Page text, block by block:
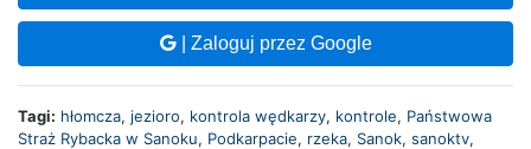
| Zaloguj przez Google
Tagi: hłomcza, jezioro, kontrola wędkarzy, kontrole, Państwowa
Straż Rybacka w Sanoku, Podkarpacie, rzeka, Sanok, sanoktv,